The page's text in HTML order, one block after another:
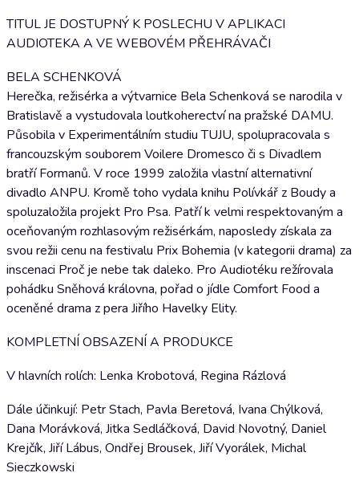
TITUL JE DOSTUPNÝ K POSLECHU V APLIKACI
AUDIOTEKA A VE WEBOVÉM PŘEHRÁVAČI
BELA SCHENKOVÁ
Herečka, režisérka a výtvarnice Bela Schenková se narodila v
Bratislavě a vystudovala loutkoherectví na pražské DAMU.
Působila v Experimentálním studiu TUJU, spolupracovala s
francouzským souborem Voilere Dromesco či s Divadlem
bratří Formanů. V roce 1999 založila vlastní alternativní
divadlo ANPU. Kromě toho vydala knihu Polívkář z Boudy a
spoluzaložila projekt Pro Psa. Patří k velmi respektovaným a
oceňovaným rozhlasovým režisérkám, naposledy získala za
svou režii cenu na festivalu Prix Bohemia (v kategorii drama) za
inscenaci Proč je nebe tak daleko. Pro Audiotéku režírovala
pohádku Sněhová královna, pořad o jídle Comfort Food a
oceněné drama z pera Jiřího Havelky Elity.
KOMPLETNÍ OBSAZENÍ A PRODUKCE
V hlavních rolích: Lenka Krobotová, Regina Rázlová
Dále účinkují: Petr Stach, Pavla Beretová, Ivana Chýlková,
Dana Morávková, Jitka Sedláčková, David Novotný, Daniel
Krejčík, Jiří Lábus, Ondřej Brousek, Jiří Vyorálek, Michal
Sieczkowski